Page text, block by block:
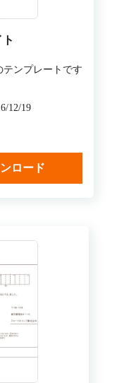
テンプレートです
12/19
ロード